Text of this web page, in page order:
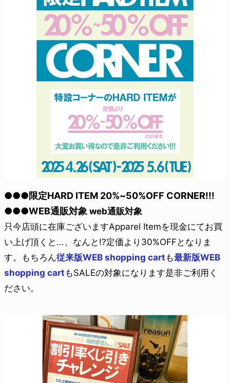
●●●限定HARD ITEM 20%~50%OFF CORNER!!!
●●●WEB通販対象 web通販対象
只今店頭に在庫ございますApparel Itemを現金にてお買
い上げ頂くと...、なんと!?定価より30%OFFとなりま
す。もちろん従来版WEB shopping cart も最新版WEB
shopping cart もSALEの対象になります是非ご利用く
ださい。